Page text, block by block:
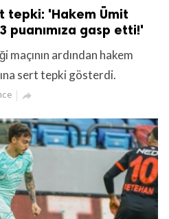
tepki: 'Hakem Ümit
puanımıza gasp etti!'
ardından hakem
sert tepki gösterdi.
